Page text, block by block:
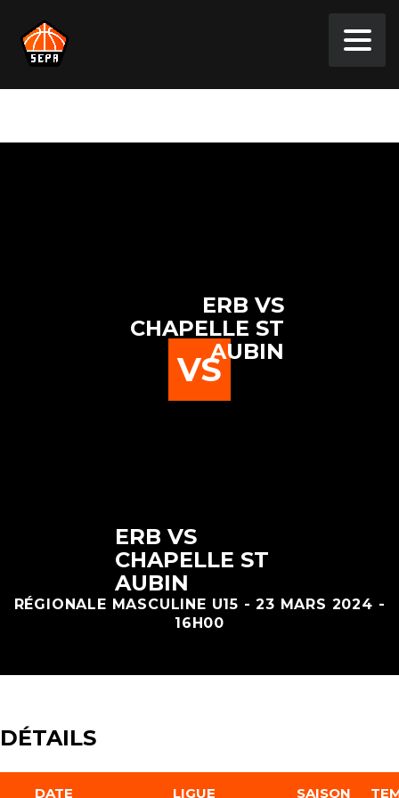
ERB VS
CHAPELLE ST
AUBIN
VS
ERB VS
CHAPELLE ST
AUBIN
RÉGIONALE MASCULINE U15 - 23 MARS 2024 -
16H00
DÉTAILS
DATE LIGUE SAISON